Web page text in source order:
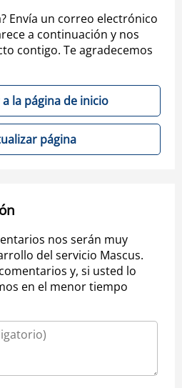
Envía un correo electrónico
a continuación y nos
contigo. Te agradecemos
a la página de inicio
página
nos serán muy
del servicio Mascus.
y, si usted lo
en el menor tiempo